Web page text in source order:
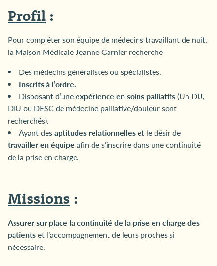
Profil :
Pour compléter son équipe de médecins travaillant de nuit,
la Maison Médicale Jeanne Garnier recherche
Des médecins généralistes ou spécialistes.
Inscrits à l’ordre.
Disposant d’uneexpérience en soins palliatifs(Un DU,
DIU ou DESC de médecine palliative/douleur sont
recherchés).
Ayant desaptitudes relationnelleset le désir de
travailler en équipe afin de s’inscrire dans une continuité
de la prise en charge.
Missions :
Assurer sur place la continuité de la prise en charge des
patientset l’accompagnement de leurs proches si
nécessaire.